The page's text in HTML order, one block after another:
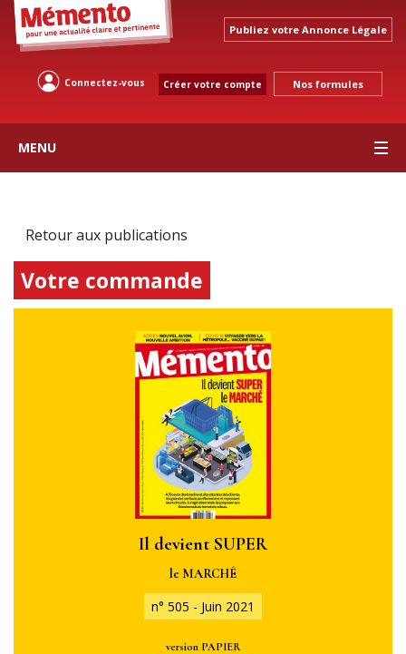
Publiez votre Annonce Légale
Connectez-vous Créer votre compte Nos formules
MENU
Retour aux publications
Votre commande
Il devient SUPER
le MARCHÉ
n° 505 - Juin 2021
version PAPIER